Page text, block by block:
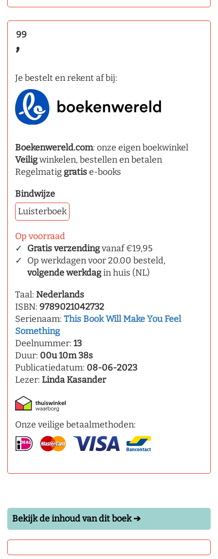
,
99
Je bestelt en rekent af bij:
Boekenwereld.com: onze eigen boekwinkel
Veiligwinkelen, bestellen en betalen
Regelmatig gratise-books
Bindwijze
Luisterboek
Op voorraad
Gratis verzendingvanaf €19,95
Op werkdagen voor 20.00 besteld,
volgende werkdagin huis (NL)
Taal: Nederlands
ISBN: 9789021042732
Serienaam: This Book Will Make You Feel
Something
Deelnummer: 13
Duur: 00u 10m 38s
Publicatiedatum: 08-06-2023
Lezer: Linda Kasander
Onze veilige betaalmethoden:
Bekijk de inhoud van dit boek ➔